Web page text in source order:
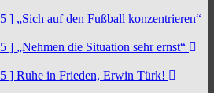
] „Sich auf den Fußball konzentrieren“
] „Nehmen die Situation sehr ernst“
] Ruhe in Frieden, Erwin Türk!